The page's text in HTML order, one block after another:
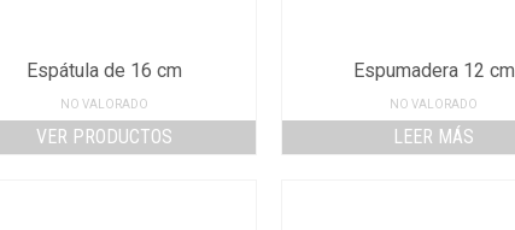
Espátula de 16 cm
NO VALORADO
VER PRODUCTOS
Espumadera 12 cm
NO VALORADO
LEER MÁS